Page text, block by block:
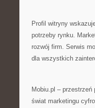
Profil witryny
potrzeby rynku.
rozwój firm. Serwis
dla wszystkich
Mobiu.pl –
świat marketingu